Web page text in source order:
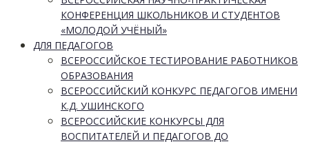
КОНФЕРЕНЦИЯ ШКОЛЬНИКОВ И СТУДЕНТОВ
«МОЛОДОЙ УЧЁНЫЙ»
ДЛЯ ПЕДАГОГОВ
ВСЕРОССИЙСКОЕ ТЕСТИРОВАНИЕ РАБОТНИКОВ
ОБРАЗОВАНИЯ
ВСЕРОССИЙСКИЙ КОНКУРС ПЕДАГОГОВ ИМЕНИ
К.Д. УШИНСКОГО
ВСЕРОССИЙСКИЕ КОНКУРСЫ ДЛЯ
ВОСПИТАТЕЛЕЙ И ПЕДАГОГОВ ДО